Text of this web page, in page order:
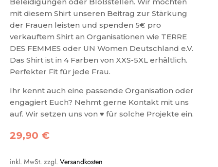
mit diesem Shirt unseren Beitrag zur Stärkung
der Frauen leisten und spenden 5€ pro
verkauftem Shirt an Organisationen wie TERRE
DES FEMMES oder UN Women Deutschland e.V.
Das Shirt ist in 4 Farben von XXS-5XL erhältlich.
Perfekter Fit für jede Frau.
Ihr kennt auch eine passende Organisation oder
engagiert Euch? Nehmt gerne Kontakt mit uns
auf. Wir setzen uns von ♥ für solche Projekte ein.
29,90 €
inkl. MwSt. zzgl. Versandkosten